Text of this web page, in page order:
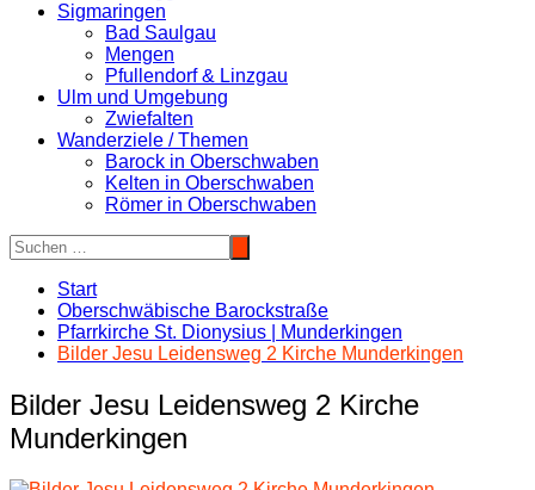
Sigmaringen
Bad Saulgau
Mengen
Pfullendorf & Linzgau
Ulm und Umgebung
Zwiefalten
Wanderziele / Themen
Barock in Oberschwaben
Kelten in Oberschwaben
Römer in Oberschwaben
Start
Oberschwäbische Barockstraße
Pfarrkirche St. Dionysius | Munderkingen
Bilder Jesu Leidensweg 2 Kirche Munderkingen
Bilder Jesu Leidensweg 2 Kirche
Munderkingen